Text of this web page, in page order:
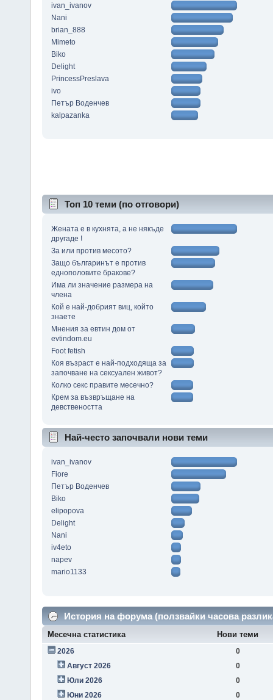
ivan_ivanov
Nani
brian_888
Mimeto
Biko
Delight
PrincessPreslava
ivo
Петър Воденчев
kalpazanka
Топ 10 теми (по отговори)
Жената е в кухнята, а не някъде
другаде !
За или против месото?
Защо българинът е против
еднополовите бракове?
Има ли значение размера на
члена
Кой е най-добрият виц, който
знаете
Мнения за евтин дом от
evtindom.eu
Foot fetish
Коя възраст е най-подходяща за
започване на сексуален живот?
Колко секс правите месечно?
Крем за възвръщане на
девствеността
Най-често започвали нови теми
ivan_ivanov
Fiore
Петър Воденчев
Biko
elipopova
Delight
Nani
iv4eto
napev
mario1133
История на форума (ползвайки часова
Месечна статистика Нови теми
2026
0
Август 2026
0
Юли 2026
0
Юни 2026
0